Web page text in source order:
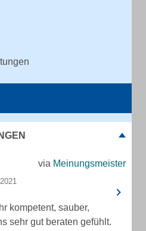
via Meinungsmeister
kompetent, sauber,
sehr gut beraten gefühlt.